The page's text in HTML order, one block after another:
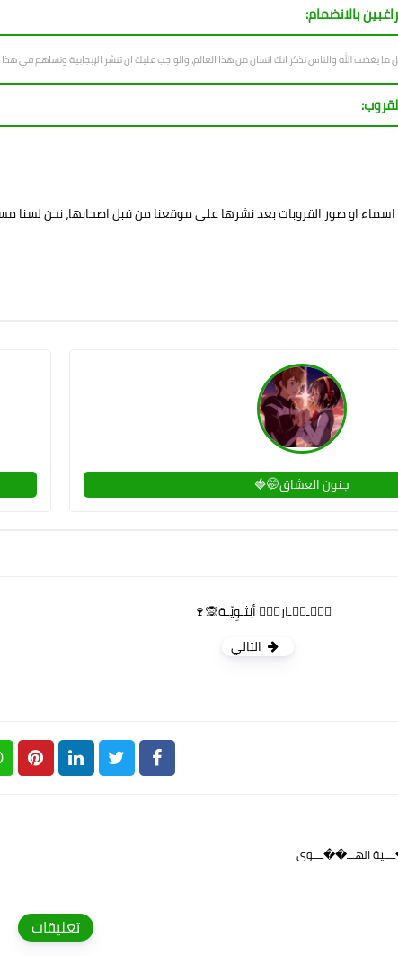
بالانضمام:
ما يغضب الله والناس تذكر انك انسان من هذا العالم، والواجب عليك ان تنشر الإيجابية وتساهم في
اسماء او صور القروبات بعد نشرها على موقعنا من قبل اصحابها، نحن
جنون العشاق🤭🍓
تۣۗـجۗـاربۣۗ أنِثـوِيّـة🙊🍷
التالي
الهـــ��ــــوى
تعليقات